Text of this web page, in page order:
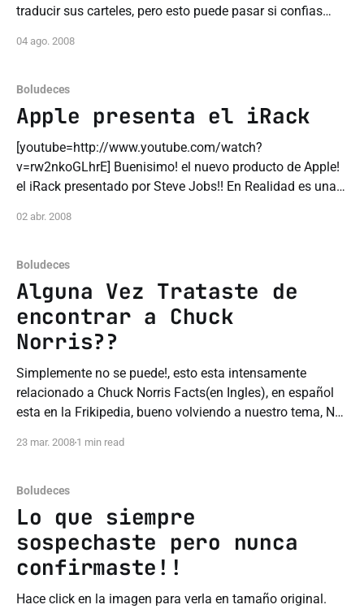
traducir sus carteles, pero esto puede pasar si confias
imagen, me imagino que la proxima conseguiran un
04 ago. 2008
Boludeces
Apple presenta el iRack
[youtube=http://www.youtube.com/watch?
v=rw2nkoGLhrE] Buenisimo! el nuevo producto de Apple!
el iRack presentado por Steve Jobs!! En Realidad es una
chiste iRack=Irak, y Steve Jobs=George Bush; Y diganme
02 abr. 2008
Boludeces
Alguna Vez Trataste de
encontrar a Chuck
Norris??
Simplemente no se puede!, esto esta intensamente
relacionado a Chuck Norris Facts(en Ingles), en español
esta en la Frikipedia, bueno volviendo a nuestro tema, No
son los pasos a seguir: * Entrar a www.google.com *
23 mar. 2008 1 min read
Boludeces
Lo que siempre
sospechaste pero nunca
confirmaste!!
Hace click en la imagen para verla en tamaño original.